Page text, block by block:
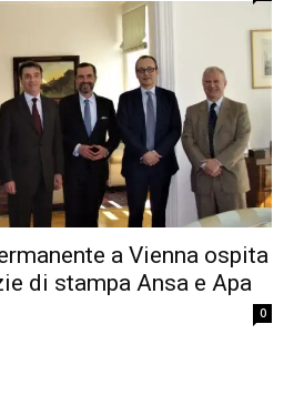
a Vienna ospita
di stampa Ansa e Apa
0